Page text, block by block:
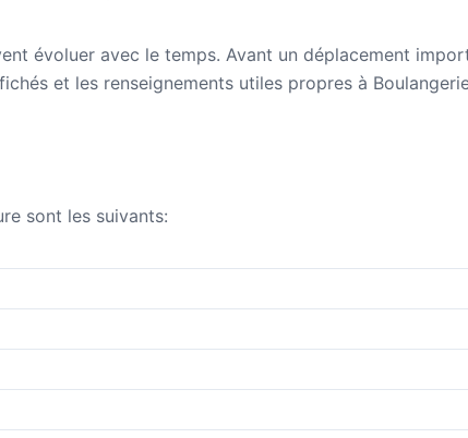
évoluer avec le temps. Avant un déplacement
et les renseignements utiles propres à
sont les suivants: